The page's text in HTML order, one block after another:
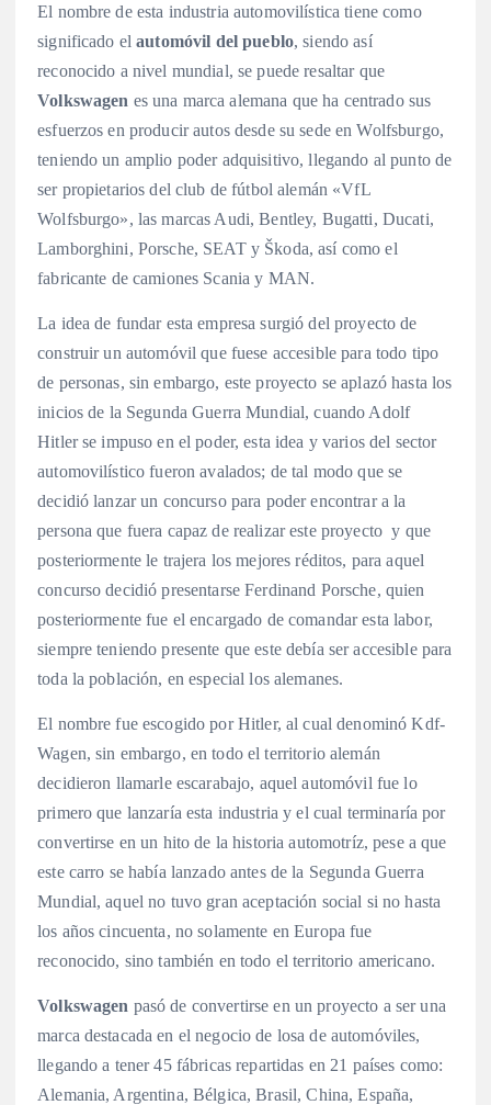
El nombre de esta industria automovilística tiene como
significado elautomóvil del pueblo, siendo así
reconocido a nivel mundial, se puede resaltar que
Volkswagen es una marca alemana que ha centrado sus
esfuerzos en producir autos desde su sede en Wolfsburgo,
teniendo un amplio poder adquisitivo, llegando al punto de
ser propietarios del club de fútbol alemán «VfL
Wolfsburgo», las marcas Audi, Bentley, Bugatti, Ducati,
Lamborghini, Porsche, SEAT y Škoda, así como el
fabricante de camiones Scania y MAN.
La idea de fundar esta empresa surgió del proyecto de
construir un automóvil que fuese accesible para todo tipo
de personas, sin embargo, este proyecto se aplazó hasta los
inicios de la Segunda Guerra Mundial, cuando Adolf
Hitler se impuso en el poder, esta idea y varios del sector
automovilístico fueron avalados; de tal modo que se
decidió lanzar un concurso para poder encontrar a la
persona que fuera capaz de realizar este proyecto y que
posteriormente le trajera los mejores réditos, para aquel
concurso decidió presentarse Ferdinand Porsche, quien
posteriormente fue el encargado de comandar esta labor,
siempre teniendo presente que este debía ser accesible para
toda la población, en especial los alemanes.
El nombre fue escogido por Hitler, al cual denominó Kdf-
Wagen, sin embargo, en todo el territorio alemán
decidieron llamarle escarabajo, aquel automóvil fue lo
primero que lanzaría esta industria y el cual terminaría por
convertirse en un hito de la historia automotríz, pese a que
este carro se había lanzado antes de la Segunda Guerra
Mundial, aquel no tuvo gran aceptación social si no hasta
los años cincuenta, no solamente en Europa fue
reconocido, sino también en todo el territorio americano.
Volkswagen pasó de convertirse en un proyecto a ser una
marca destacada en el negocio de losa de automóviles,
llegando a tener 45 fábricas repartidas en 21 países como:
Alemania, Argentina, Bélgica, Brasil, China, España,